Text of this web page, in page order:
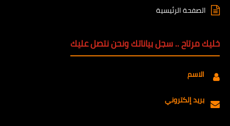
الصفحة الرئيسية
خليك مرتاح .. سجل بياناتك ونحن نتصل عليك
الاسم
بريد إلكتروني